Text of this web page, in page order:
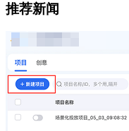
推荐新闻